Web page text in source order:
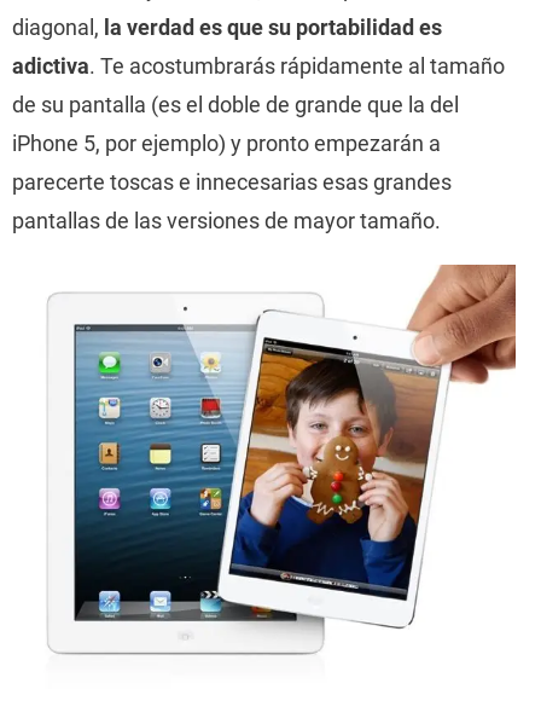
diagonal, la verdad es que su portabilidad es
adictiva. Te acostumbrarás rápidamente al tamaño
de su pantalla (es el doble de grande que la del
iPhone 5, por ejemplo) y pronto empezarán a
parecerte toscas e innecesarias esas grandes
pantallas de las versiones de mayor tamaño.